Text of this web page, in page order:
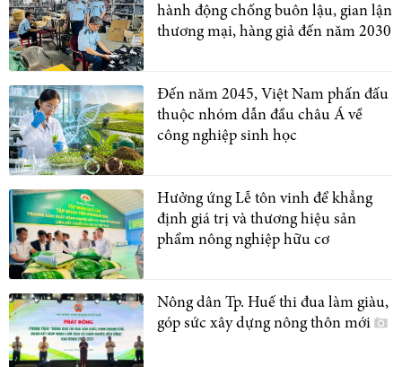
hành động chống buôn lậu, gian lận
thương mại, hàng giả đến năm 2030
Đến năm 2045, Việt Nam phấn đấu
thuộc nhóm dẫn đầu châu Á về
công nghiệp sinh học
Hưởng ứng Lễ tôn vinh để khẳng
định giá trị và thương hiệu sản
phẩm nông nghiệp hữu cơ
Nông dân Tp. Huế thi đua làm giàu,
góp sức xây dựng nông thôn mới